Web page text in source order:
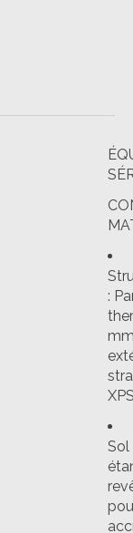
:
Sol